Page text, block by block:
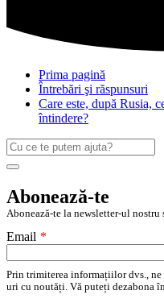
Prima pagină
Întrebări şi răspunsuri
Care este, după Rusia,
întindere?
Caută
după:
Search
Abonează-te
Abonează-te la newsletter-ul
Email *
Prin trimiterea informațiilor dvs.,
uri cu noutăți. Vă puteți dezabona